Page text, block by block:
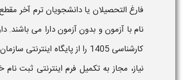
فارغ‌ التحصیلان یا دانشجویان ترم آخر
نام با آزمون و بدون آزمون دارا می‌ باشند.
کارشناسی 1405
را از پایگاه اینترنتی
نیاز، مجاز به تکمیل فرم اینترنتی ثبت